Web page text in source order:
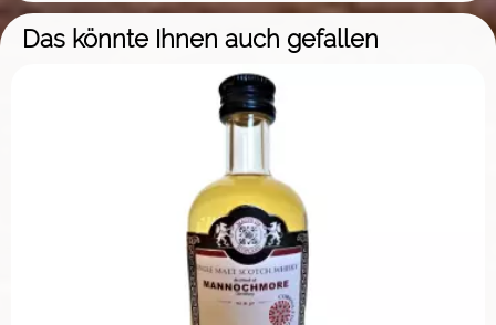
Das könnte Ihnen auch gefallen